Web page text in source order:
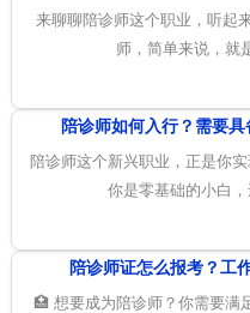
来聊聊陪诊师这个职业，听起
师，简单来说，就
陪诊师如何入行？需要
陪诊师这个新兴职业，正是你
你是零基础的小白
陪诊师证怎么报考？工
🏥 想要成为陪诊师？你需要满